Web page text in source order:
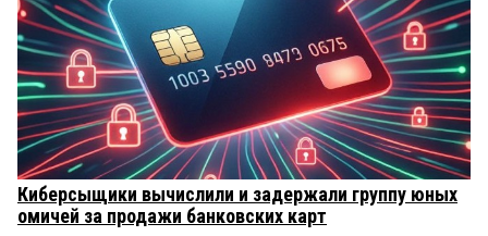
Киберсыщики вычислили и задержали группу юных
омичей за продажи банковских карт